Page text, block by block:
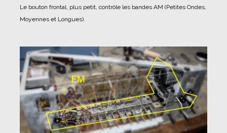
Le bouton frontal, plus petit, contrôle les bandes AM (Petites Ondes,
Moyennes et Longues).